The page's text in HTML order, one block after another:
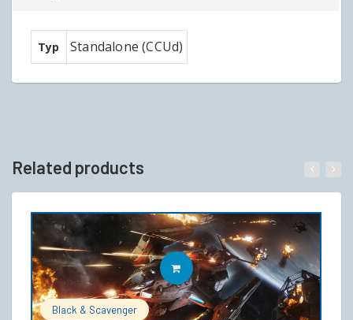
Typ Standalone (CCUd)
Related products
Black & Scavenger
IN DEN WARENKORB